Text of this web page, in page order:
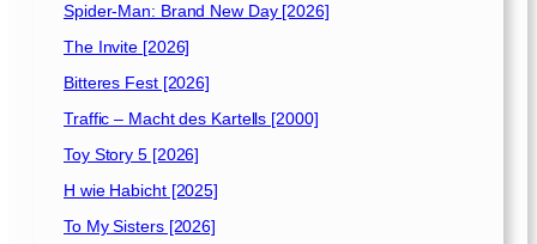
e
K
ö
i
g
r
e
i
Spider-Man: Brand New Day [2026]
The Invite [2026]
Bitteres Fest [2026]
Traffic – Macht des Kartells [2000]
Toy Story 5 [2026]
H wie Habicht [2025]
To My Sisters [2026]